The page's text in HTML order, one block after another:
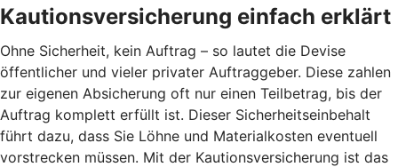
Kautionsversicherung einfach erklärt
Ohne Sicherheit, kein Auftrag – so lautet die Devise
öffentlicher und vieler privater Auftraggeber. Diese zahlen
zur eigenen Absicherung oft nur einen Teilbetrag, bis der
Auftrag komplett erfüllt ist. Dieser Sicherheitseinbehalt
führt dazu, dass Sie Löhne und Materialkosten eventuell
vorstrecken müssen. Mit der Kautionsversicherung ist das